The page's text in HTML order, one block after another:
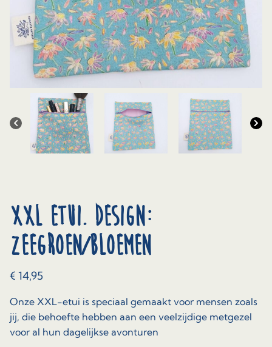
XXL Etui. Design:
zeegroen/bloemen
€ 14,95
Onze XXL-etui is speciaal gemaakt voor mensen zoals
jij, die behoefte hebben aan een veelzijdige metgezel
voor al hun dagelijkse avonturen